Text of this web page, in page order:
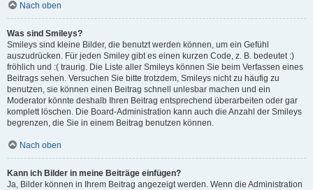
Nach oben
Was sind Smileys?
Smileys sind kleine Bilder, die benutzt werden können, um ein Gefühl
auszudrücken. Für jeden Smiley gibt es einen kurzen Code, z. B. bedeutet :)
fröhlich und :( traurig. Die Liste aller Smileys können Sie beim Verfassen eines
Beitrags sehen. Versuchen Sie bitte trotzdem, Smileys nicht zu häufig zu
benutzen, sie können einen Beitrag schnell unlesbar machen und ein
Moderator könnte deshalb Ihren Beitrag entsprechend überarbeiten oder gar
komplett löschen. Die Board-Administration kann auch die Anzahl der Smileys
begrenzen, die Sie in einem Beitrag benutzen können.
Nach oben
Kann ich Bilder in meine Beiträge einfügen?
Ja, Bilder können in Ihrem Beitrag angezeigt werden. Wenn die Administration